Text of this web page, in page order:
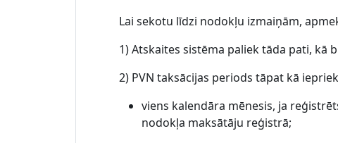
Lai sekotu līdzi nodokļu izmaiņām,
1) Atskaites sistēma paliek tāda pati, kā
2) PVN taksācijas periods tāpat kā
viens kalendāra mēnesis, ja
nodokļa maksātāju reģistrā;